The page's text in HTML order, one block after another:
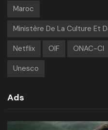
Maroc
Ministère De La Culture Et
Netflix OIF ONAC-CI
Unesco
Ads